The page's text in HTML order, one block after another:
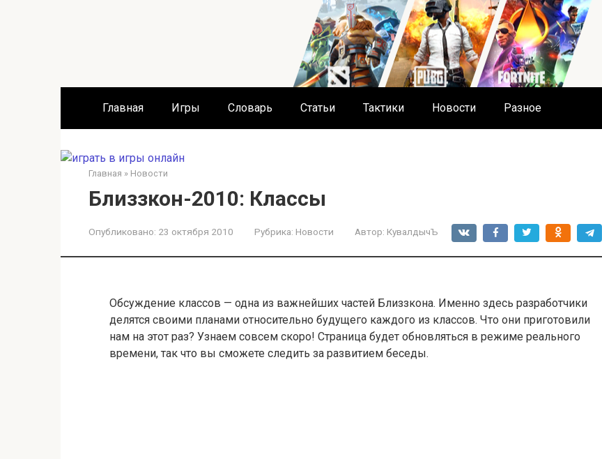
Главная Игры Словарь Статьи Тактики Новости Разное
Главная » Новости
Близзкон-2010: Классы
Опубликовано: 23 октября 2010 Рубрика: Новости Автор: КувалдычЪ
Обсуждение классов — одна из важнейших частей Близзкона. Именно здесь разработчики
делятся своими планами относительно будущего каждого из классов. Что они приготовили
нам на этот раз? Узнаем совсем скоро! Страница будет обновляться в режиме реального
времени, так что вы сможете следить за развитием беседы.